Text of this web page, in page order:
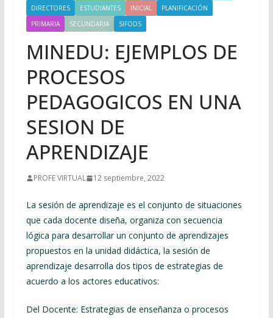
DIRECTORES
ESTUDIANTES INICIAL
PLANIFICACIÓN
PRIMARIA
SECUNDARIA SIFODS
MINEDU: EJEMPLOS DE
PROCESOS
PEDAGOGICOS EN UNA
SESION DE
APRENDIZAJE
PROFE VIRTUAL 12 septiembre, 2022
La sesión de aprendizaje es el conjunto de situaciones
que cada docente diseña, organiza con secuencia
lógica para desarrollar un conjunto de aprendizajes
propuestos en la unidad didáctica, la sesión de
aprendizaje desarrolla dos tipos de estrategias de
acuerdo a los actores educativos:
Del Docente: Estrategias de enseñanza o procesos